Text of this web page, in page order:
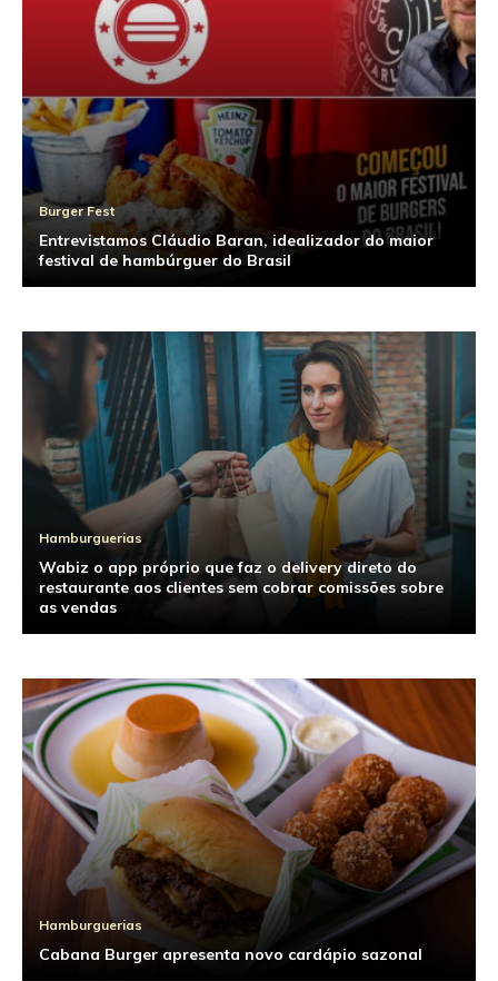
Burger Fest
Entrevistamos Cláudio Baran, idealizador do maior
festival de hambúrguer do Brasil
Hamburguerias
Wabiz o app próprio que faz o delivery direto do
restaurante aos clientes sem cobrar comissões sobre
as vendas
Hamburguerias
Cabana Burger apresenta novo cardápio sazonal